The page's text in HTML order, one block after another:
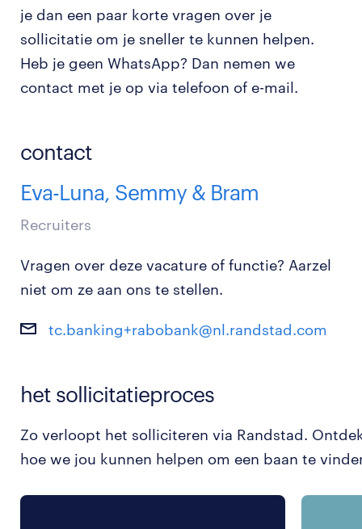
je dan een paar korte vragen over je
sollicitatie om je sneller te kunnen helpen.
Heb je geen WhatsApp? Dan nemen we
contact met je op via telefoon of e-mail.
contact
Eva-Luna, Semmy & Bram
Recruiters
Vragen over deze vacature of functie? Aarzel
niet om ze aan ons te stellen.
tc.banking+rabobank@nl.randstad.com
het sollicitatieproces
Zo verloopt het solliciteren via Randstad.
hoe we jou kunnen helpen om een baan te